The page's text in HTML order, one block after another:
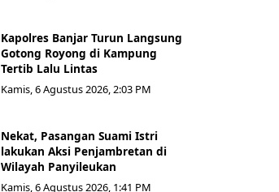
Kapolres Banjar Turun Langsung
Gotong Royong di Kampung
Tertib Lalu Lintas
Kamis, 6 Agustus 2026, 2:03 PM
Nekat, Pasangan Suami Istri
lakukan Aksi Penjambretan di
Wilayah Panyileukan
Kamis, 6 Agustus 2026, 1:41 PM